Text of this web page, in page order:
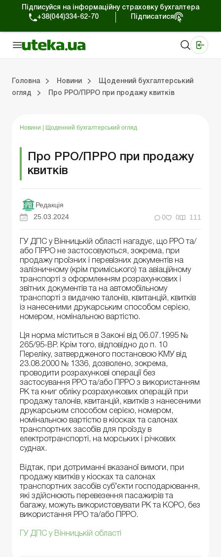
Підписуйся на інформаційну страховку бухгалтера
+38(044)334-62-70
Підписатися
Головна Новини
Щоденний бухгалтерський
огляд
Про РРО/ПРРО при продажу квитків
Новини Щоденний бухгалтерський огляд
Про РРО/ПРРО при продажу
квитків
Редакція
25.03.2024
0 0 111
ГУ ДПС у Вінницькій області нагадує, що РРО та/
або ПРРО не застосовуються, зокрема, при
продажу проїзних і перевізних документів на
залізничному (крім приміського) та авіаційному
транспорті з оформленням розрахункових і
звітних документів та на автомобільному
транспорті з видачею талонів, квитанцій, квитків
із нанесеними друкарським способом серією,
номером, номінальною вартістю.
Ця норма міститься в Законі від 06.07.1995 №
265/95-ВР. Крім того, відповідно до п. 10
Переліку, затвердженого постановою КМУ від
23.08.2000 № 1336, дозволено, зокрема,
проводити розрахункові операції без
застосування РРО та/або ПРРО з використанням
РК та книг обліку розрахункових операцій при
продажу талонів, квитанцій, квитків з нанесеними
друкарським способом серією, номером,
номінальною вартістю в кіосках та салонах
транспортних засобів для проїзду в
електротранспорті, на морських і річкових
суднах.
Відтак, при дотриманні вказаної вимоги, при
продажу квитків у кіосках та салонах
транспортних засобів суб’єкти господарювання,
які здійснюють перевезення пасажирів та
багажу, можуть використовувати РК та КОРО, без
використання РРО та/або ПРРО.
ГУ ДПС у Вінницькій області